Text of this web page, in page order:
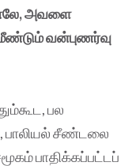
அவளை
வன்புணர்வு
பல
பாலியல் சீண்டலை
பாதிக்கப்பட்டப்